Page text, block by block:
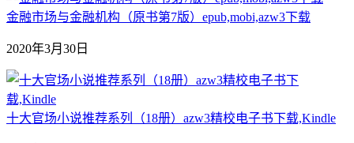
金融市场与金融机构（原书第7版）epub,mobi,azw3下载
2020年3月30日
十大官场小说推荐系列（18册）azw3精校电子书下载,Kindle